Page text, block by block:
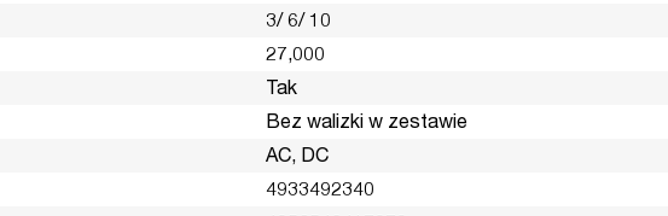
3/ 6/ 10
27,000
Tak
Bez walizki w zestawie
AC, DC
4933492340